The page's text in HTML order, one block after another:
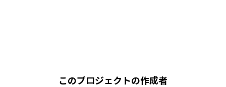
このプロジェクトの作成者